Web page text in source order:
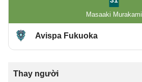
Masaaki Murakami
Avispa Fukuoka
Thay người